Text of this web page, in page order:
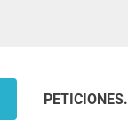
PETICIONES.